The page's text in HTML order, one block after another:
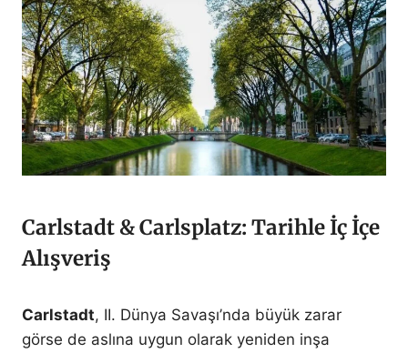
Carlstadt & Carlsplatz: Tarihle İç İçe
Alışveriş
Carlstadt, II. Dünya Savaşı’nda büyük zarar
görse de aslına uygun olarak yeniden inşa